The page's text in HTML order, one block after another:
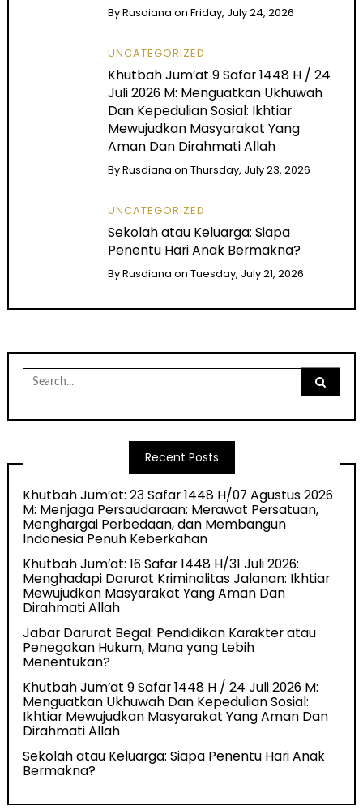
ByRusdiana onFriday, July 24, 2026
UNCATEGORIZED
Khutbah Jum’at 9 Safar 1448 H / 24
Juli 2026 M: Menguatkan Ukhuwah
Dan Kepedulian Sosial: Ikhtiar
Mewujudkan Masyarakat Yang
Aman Dan Dirahmati Allah
ByRusdiana onThursday, July 23, 2026
UNCATEGORIZED
Sekolah atau Keluarga: Siapa
Penentu Hari Anak Bermakna?
ByRusdiana onTuesday, July 21, 2026
Search
for:
Recent Posts
Khutbah Jum’at: 23 Safar 1448 H/07 Agustus 2026
M: Menjaga Persaudaraan: Merawat Persatuan,
Menghargai Perbedaan, dan Membangun
Indonesia Penuh Keberkahan
Khutbah Jum’at: 16 Safar 1448 H/31 Juli 2026:
Menghadapi Darurat Kriminalitas Jalanan: Ikhtiar
Mewujudkan Masyarakat Yang Aman Dan
Dirahmati Allah
Jabar Darurat Begal: Pendidikan Karakter atau
Penegakan Hukum, Mana yang Lebih
Menentukan?
Khutbah Jum’at 9 Safar 1448 H / 24 Juli 2026 M:
Menguatkan Ukhuwah Dan Kepedulian Sosial:
Ikhtiar Mewujudkan Masyarakat Yang Aman Dan
Dirahmati Allah
Sekolah atau Keluarga: Siapa Penentu Hari Anak
Bermakna?